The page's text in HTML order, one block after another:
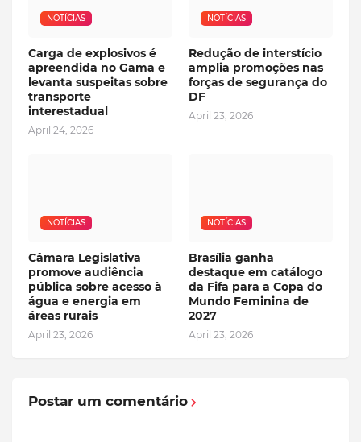
NOTÍCIAS
Carga de explosivos é
apreendida no Gama e
levanta suspeitas sobre
transporte
interestadual
April 24, 2026
NOTÍCIAS
Redução de interstício
amplia promoções nas
forças de segurança do
DF
April 23, 2026
NOTÍCIAS
Câmara Legislativa
promove audiência
pública sobre acesso à
água e energia em
áreas rurais
April 23, 2026
NOTÍCIAS
Brasília ganha
destaque em catálogo
da Fifa para a Copa do
Mundo Feminina de
2027
April 23, 2026
Postar um comentário